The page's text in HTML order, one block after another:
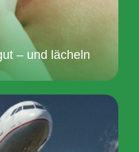
– und lächeln